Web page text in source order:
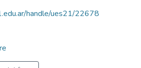
handle/ues21/22678